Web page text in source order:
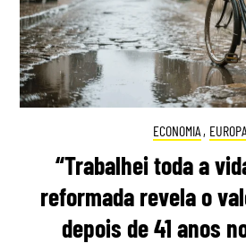
ECONOMIA , EUROPA
“Trabalhei toda a
reformada revela o
depois de 41 anos